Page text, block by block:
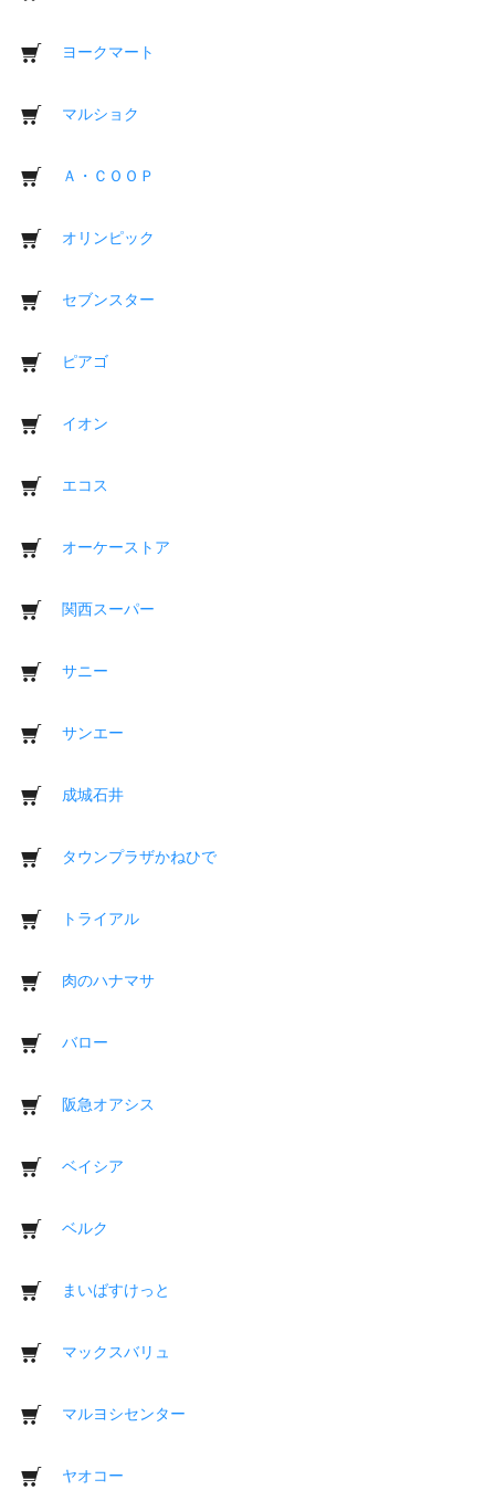
ヨークマート
マルショク
Ａ・ＣＯＯＰ
オリンピック
セブンスター
ピアゴ
イオン
エコス
オーケーストア
関西スーパー
サニー
サンエー
成城石井
タウンプラザかねひで
トライアル
肉のハナマサ
バロー
阪急オアシス
ベイシア
ベルク
まいばすけっと
マックスバリュ
マルヨシセンター
ヤオコー